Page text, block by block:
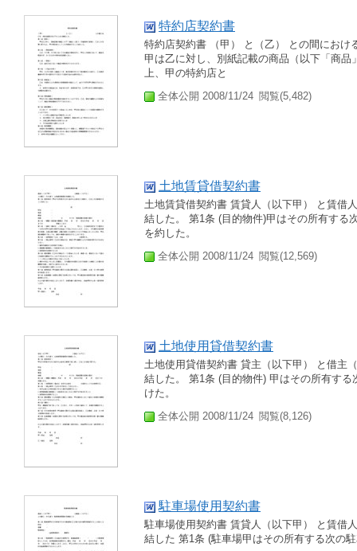
特約店契約書
特約店契約書 （甲） と（乙） との間におけ
甲は乙に対し、別紙記載の商品（以下「商
上、甲の特約店と
全体公開 2008/11/24 閲覧(5,482)
土地賃貸借契約書
土地賃貸借契約書 賃貸人（以下甲） と賃借
結した。 第1条 (目的物件)甲はその所有する
を約した。
全体公開 2008/11/24 閲覧(12,569)
土地使用貸借契約書
土地使用貸借契約書 貸主（以下甲） と借主
結した。 第1条 (目的物件) 甲はその所有す
けた。
全体公開 2008/11/24 閲覧(8,126)
駐車場使用契約書
駐車場使用契約書 賃貸人（以下甲） と賃借
結した 第1条 (駐車場甲はその所有する次の